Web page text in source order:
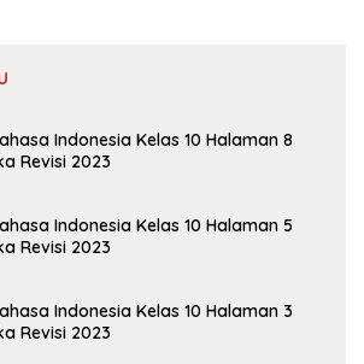
Indonesia Kelas 10 Halaman 8
Revisi 2023
Indonesia Kelas 10 Halaman 5
Revisi 2023
Indonesia Kelas 10 Halaman 3
Revisi 2023